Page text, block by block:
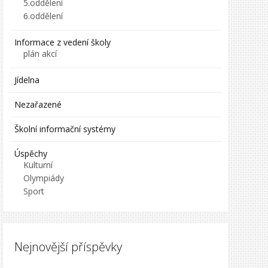
5.oddělení
6.oddělení
Informace z vedení školy
plán akcí
Jídelna
Nezařazené
Školní informační systémy
Úspěchy
Kulturní
Olympiády
Sport
Nejnovější příspěvky